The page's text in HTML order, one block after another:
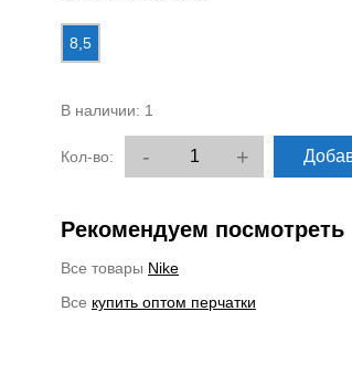
8,5
В наличии: 1
Кол-во: - +
Рекомендуем посмотреть
Все товары Nike
Все купить оптом перчатки